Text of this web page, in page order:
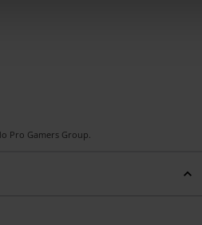
Pro Gamers Group.